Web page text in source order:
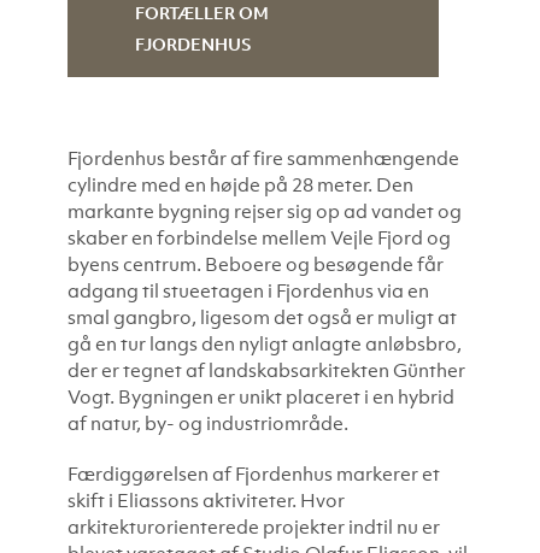
FORTÆLLER OM
FJORDENHUS
Fjordenhus består af fire sammenhængende
cylindre med en højde på 28 meter. Den
markante bygning rejser sig op ad vandet og
skaber en forbindelse mellem Vejle Fjord og
byens centrum. Beboere og besøgende får
adgang til stueetagen i Fjordenhus via en
smal gangbro, ligesom det også er muligt at
gå en tur langs den nyligt anlagte anløbsbro,
der er tegnet af landskabsarkitekten Günther
Vogt. Bygningen er unikt placeret i en hybrid
af natur, by- og industriområde.
Færdiggørelsen af Fjordenhus markerer et
skift i Eliassons aktiviteter. Hvor
arkitekturorienterede projekter indtil nu er